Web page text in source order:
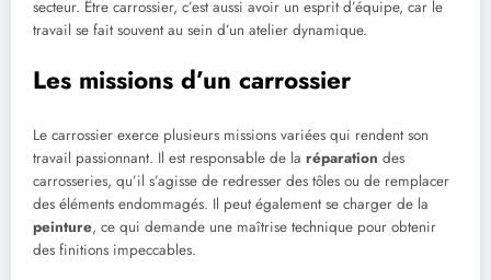
secteur. Être carrossier, c’est aussi avoir un esprit d’équipe, car le
travail se fait souvent au sein d’un atelier dynamique.
Les missions d’un carrossier
Le carrossier exerce plusieurs missions variées qui rendent son
travail passionnant. Il est responsable de la réparation des
carrosseries, qu’il s’agisse de redresser des tôles ou de remplacer
des éléments endommagés. Il peut également se charger de la
peinture, ce qui demande une maîtrise technique pour obtenir
des finitions impeccables.